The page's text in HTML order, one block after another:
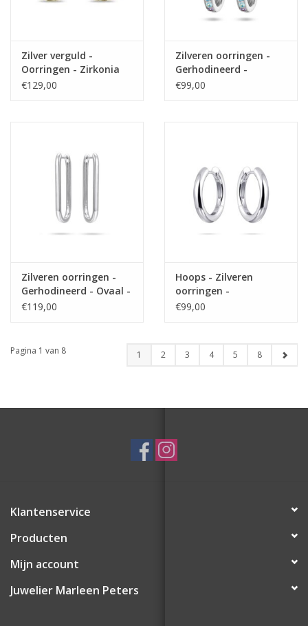
Zilver verguld -
Oorringen - Zirkonia
€129,00
Zilveren oorringen -
Gerhodineerd -
Zirkonia kleurenmix
€99,00
Zilveren oorringen -
Gerhodineerd - Ovaal -
30 mm
€119,00
Hoops - Zilveren
oorringen -
Gerhodineerd - 3 mm -
€99,00
Pagina 1 van 8 1 2 3 4 5 8
Klantenservice
Producten
Mijn account
Juwelier Marleen Peters